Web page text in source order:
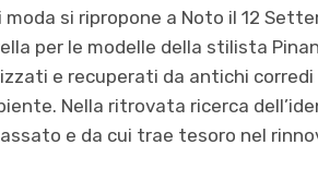
si ripropone a Noto il 12
per le modelle della stilista
e recuperati da antichi corredi
Nella ritrovata ricerca
e da cui trae tesoro nel